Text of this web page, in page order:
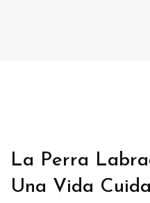
La Perra
Una Vida